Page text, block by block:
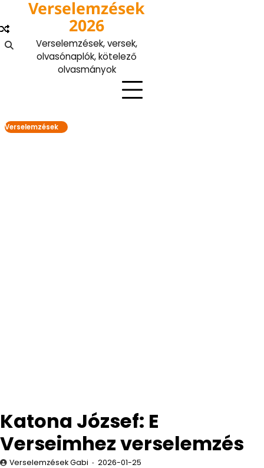
content
Verselemzések
2026
Verselemzések, versek,
olvasónaplók, kötelező
olvasmányok
Verselemzések
Katona József: E
Verseimhez verselemzés
Verselemzések Gabi 2026-01-25